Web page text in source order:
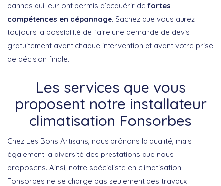
pannes qui leur ont permis d’acquérir de fortes
compétences en dépannage. Sachez que vous aurez
toujours la possibilité de faire une demande de devis
gratuitement avant chaque intervention et avant votre prise
de décision finale.
Les services que vous
proposent notre installateur
climatisation Fonsorbes
Chez Les Bons Artisans, nous prônons la qualité, mais
également la diversité des prestations que nous
proposons. Ainsi, notre spécialiste en climatisation
Fonsorbes ne se charge pas seulement des travaux